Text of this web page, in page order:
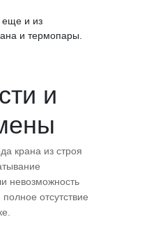
еще и из
и термопары.
и
крана из строя
невозможность
отсутствие